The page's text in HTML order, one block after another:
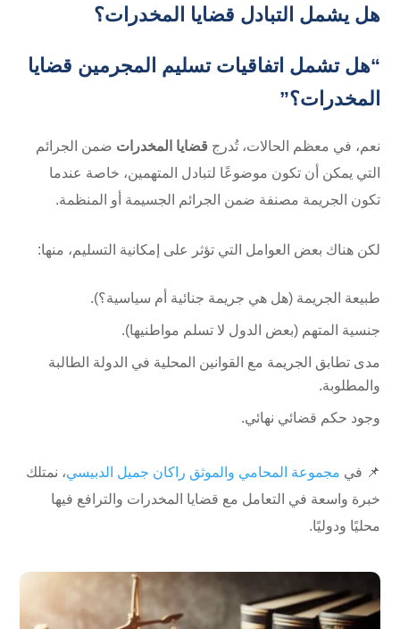
هل يشمل التبادل قضايا المخدرات؟
“هل تشمل اتفاقيات تسليم المجرمين قضايا
المخدرات؟”
نعم، في معظم الحالات، تُدرج قضايا المخدرات ضمن الجرائم
التي يمكن أن تكون موضوعًا لتبادل المتهمين، خاصة عندما
تكون الجريمة مصنفة ضمن الجرائم الجسيمة أو المنظمة.
لكن هناك بعض العوامل التي تؤثر على إمكانية التسليم، منها:
طبيعة الجريمة (هل هي جريمة جنائية أم سياسية؟).
جنسية المتهم (بعض الدول لا تسلم مواطنيها).
مدى تطابق الجريمة مع القوانين المحلية في الدولة الطالبة
والمطلوبة.
وجود حكم قضائي نهائي.
📌 في مجموعة المحامي والموثق راكان جميل الدبيسي، نمتلك
خبرة واسعة في التعامل مع قضايا المخدرات والترافع فيها
محليًا ودوليًا.